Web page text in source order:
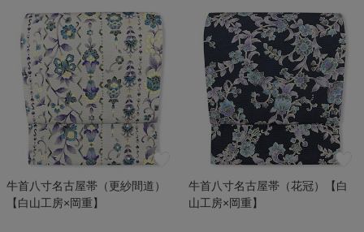
牛首八寸名古屋帯（更紗間道）
【白山工房×岡重】
牛首八寸名古屋帯（花冠）【白
山工房×岡重】